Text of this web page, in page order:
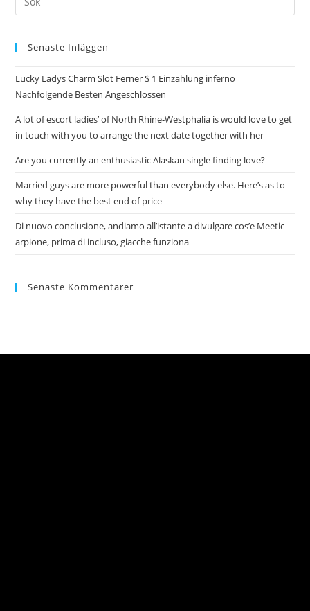
Senaste Inläggen
Lucky Ladys Charm Slot Ferner $ 1 Einzahlung inferno
Nachfolgende Besten Angeschlossen
A lot of escort ladies’ of North Rhine-Westphalia is would love to get
in touch with you to arrange the next date together with her
Are you currently an enthusiastic Alaskan single finding love?
Married guys are more powerful than everybody else. Here’s as to
why they have the best end of price
Di nuovo conclusione, andiamo all’istante a divulgare cos’e Meetic
arpione, prima di incluso, giacche funziona
Senaste Kommentarer